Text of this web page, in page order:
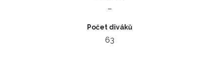
–
Počet diváků
63